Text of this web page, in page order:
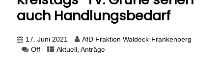
auch Handlungsbedarf
17. Juni 2021
AfD Fraktion Waldeck-Frankenberg
Off
Aktuell ,Anträge